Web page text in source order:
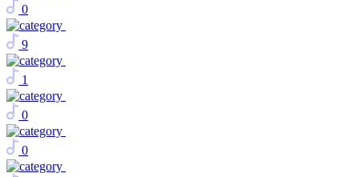
0
9
1
0
0